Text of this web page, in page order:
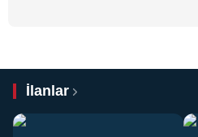
İlanlar